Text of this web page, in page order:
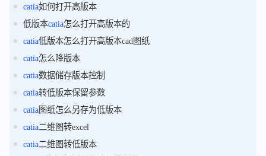
catia如何打开高版本
低版本catia怎么打开高版本的
catia低版本怎么打开高版本cad图纸
catia怎么降版本
catia数据储存版本控制
catia转低版本保留参数
catia图纸怎么另存为低版本
catia二维图转excel
catia二维图转低版本